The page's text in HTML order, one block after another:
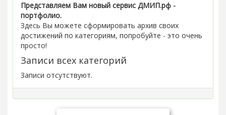
Представляем Вам новый сервис ДМИП.рф -
портфолио.
Здесь Вы можете сформировать архив своих
достижений по категориям, попробуйте - это очень
просто!
Записи всех категорий
Записи отсутствуют.